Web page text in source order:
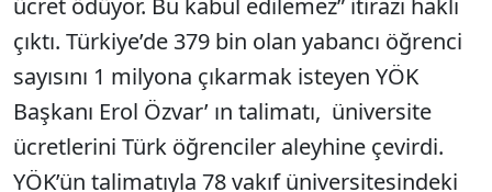
ücret ödüyor. Bu kabul edilemez” itirazı haklı
çıktı. Türkiye’de 379 bin olan yabancı öğrenci
sayısını 1 milyona çıkarmak isteyen YÖK
Başkanı Erol Özvar’ ın talimatı, üniversite
ücretlerini Türk öğrenciler aleyhine çevirdi.
YÖK’ün talimatıyla 78 vakıf üniversitesindeki